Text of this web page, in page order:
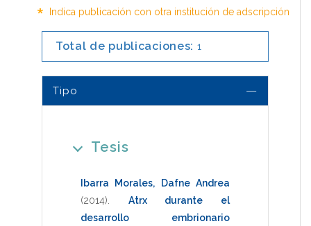
* Indica publicación con otra institución de adscripción
Total de publicaciones: 1
Tipo
Tesis
Ibarra Morales, Dafne Andrea
(2014)
Atrx durante el
desarrollo embrionario